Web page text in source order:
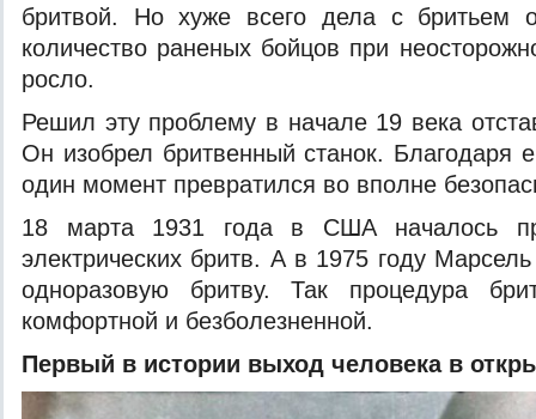
бритвой. Но хуже всего дела с бритьем
количество раненых бойцов при
росло.
Решил эту проблему в начале 19 века
Он изобрел бритвенный станок. Благодаря
один момент превратился во вполне
18 марта 1931 года в США началось
электрических бритв. А в 1975 году
одноразовую бритву. Так процедура
комфортной и безболезненной.
Первый в истории выход человека в